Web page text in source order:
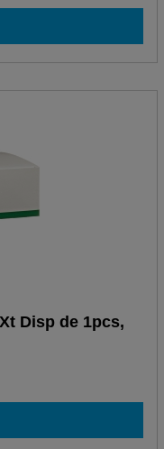
Disp de 1pcs,